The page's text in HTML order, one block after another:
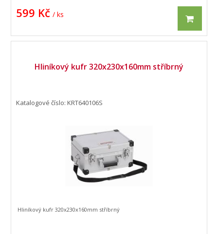
599 Kč / ks
Hliníkový kufr 320x230x160mm stříbrný
Katalogové číslo: KRT640106S
Hliníkový kufr 320x230x160mm stříbrný